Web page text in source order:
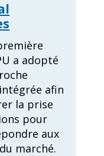
a adopté
afin
la prise
pour
aux
marché.